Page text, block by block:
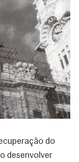
do
desenvolver